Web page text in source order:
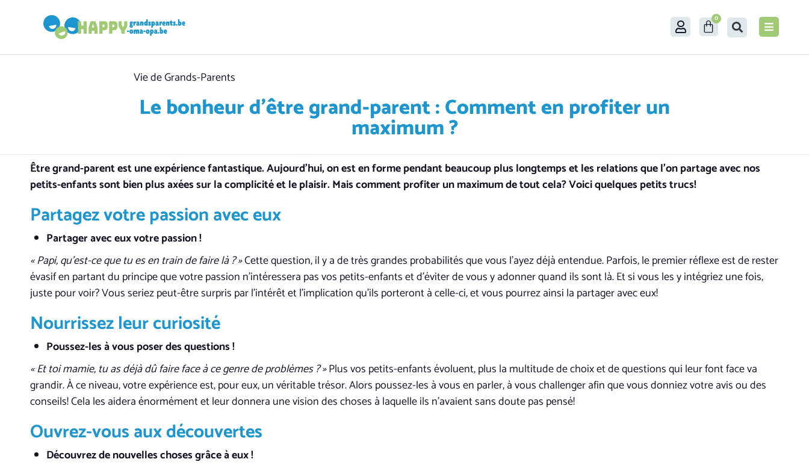
0
Le bonheur d’être grand-parent : Comment en profiter un
maximum ?
Category
Vie de Grands-Parents
Être grand-parent est une expérience fantastique. Aujourd’hui, on est en forme pendant beaucoup plus longtemps et les relations que l’on partage avec nos
petits-enfants sont bien plus axées sur la complicité et le plaisir. Mais comment profiter un maximum de tout cela? Voici quelques petits trucs!
Partagez votre passion avec eux
Partager avec eux votre passion !
« Papi, qu’est-ce que tu es en train de faire là ? »Cette question, il y a de très grandes probabilités que vous l’ayez déjà entendue. Parfois, le premier réflexe est de rester
évasif en partant du principe que votre passion n’intéressera pas vos petits-enfants et d’éviter de vous y adonner quand ils sont là. Et si vous les y intégriez une fois,
juste pour voir? Vous seriez peut-être surpris par l’intérêt et l’implication qu’ils porteront à celle-ci, et vous pourrez ainsi la partager avec eux!
Nourrissez leur curiosité
Poussez-les à vous poser des questions !
« Et toi mamie, tu as déjà dû faire face à ce genre de problèmes ? »Plus vos petits-enfants évoluent, plus la multitude de choix et de questions qui leur font face va
grandir. À ce niveau, votre expérience est, pour eux, un véritable trésor. Alors poussez-les à vous en parler, à vous challenger afin que vous donniez votre avis ou des
conseils! Cela les aidera énormément et leur donnera une vision des choses à laquelle ils n’avaient sans doute pas pensé!
Ouvrez-vous aux découvertes
Découvrez de nouvelles choses grâce à eux !